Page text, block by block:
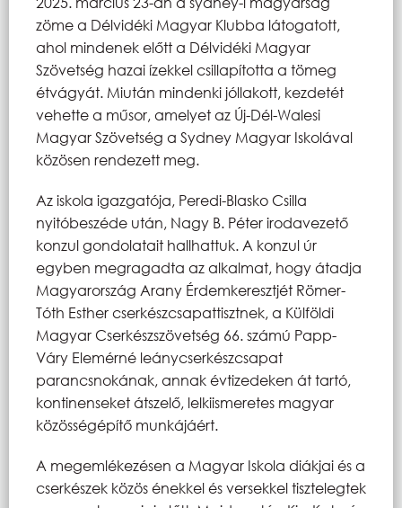
zöme a Délvidéki Magyar Klubba látogatott,
ahol mindenek előtt a Délvidéki Magyar
Szövetség hazai ízekkel csillapította a tömeg
étvágyát. Miután mindenki jóllakott, kezdetét
vehette a műsor, amelyet az Új-Dél-Walesi
Magyar Szövetség a Sydney Magyar Iskolával
közösen rendezett meg.
Az iskola igazgatója, Peredi-Blasko Csilla
nyitóbeszéde után, Nagy B. Péter irodavezető
konzul gondolatait hallhattuk. A konzul úr
egyben megragadta az alkalmat, hogy átadja
Magyarország Arany Érdemkeresztjét Römer-
Tóth Esther cserkészcsapattisztnek, a Külföldi
Magyar Cserkészszövetség 66. számú Papp-
Váry Elemérné leánycserkészcsapat
parancsnokának, annak évtizedeken át tartó,
kontinenseket átszelő, lelkiismeretes magyar
közösségépítő munkájáért.
A megemlékezésen a Magyar Iskola diákjai és a
cserkészek közös énekkel és versekkel tisztelegtek